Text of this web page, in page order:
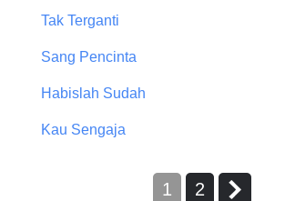
Tak Terganti
Sang Pencinta
Habislah Sudah
Kau Sengaja
1 2